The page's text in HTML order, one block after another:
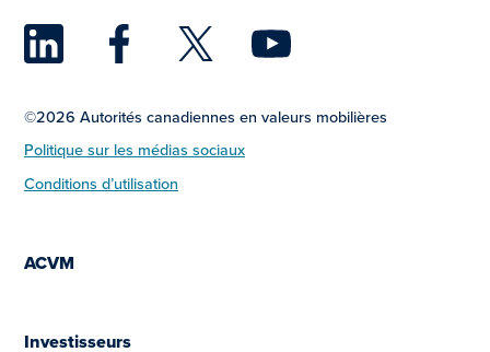
LinkedIn
Facebook
Twitter
©2026 Autorités canadiennes en valeurs mobilières
Politique sur les médias sociaux
Conditions d’utilisation
ACVM
Investisseurs